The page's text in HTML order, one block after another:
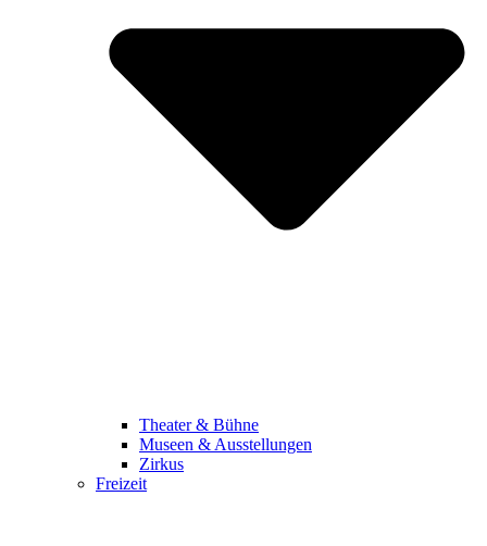
Theater & Bühne
Museen & Ausstellungen
Zirkus
Freizeit